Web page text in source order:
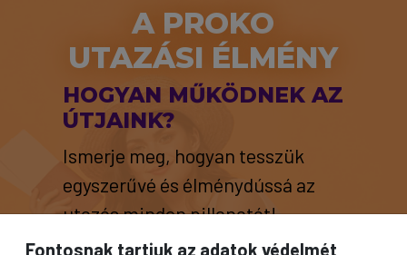
A PROKO
UTAZÁSI ÉLMÉNY
HOGYAN MŰKÖDNEK AZ
ÚTJAINK?
Ismerje meg, hogyan tesszük
egyszerűvé és élménydússá az
utazás minden pillanatát!
Fontosnak tartjuk az adatok védelmét